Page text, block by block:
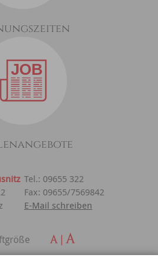
Tel.: 09655 322
Fax: 09655/7569842
E-Mail schreiben